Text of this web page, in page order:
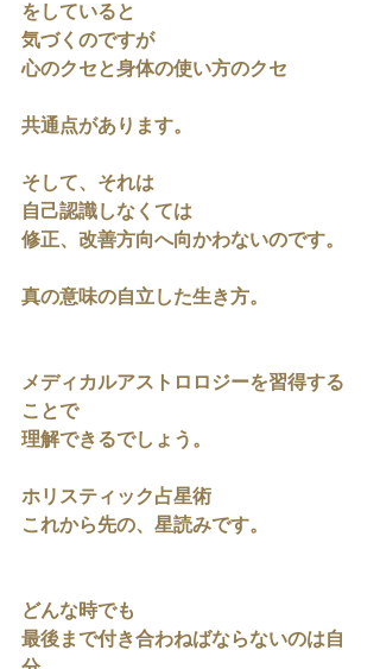
をしていると
気づくのですが
心のクセと身体の使い方のクセ
共通点があります。
そして、それは
自己認識しなくては
修正、改善方向へ向かわないのです。
真の意味の自立した生き方。
メディカルアストロロジーを習得する
ことで
理解できるでしょう。
ホリスティック占星術
これから先の、星読みです。
どんな時でも
最後まで付き合わねばならないのは自